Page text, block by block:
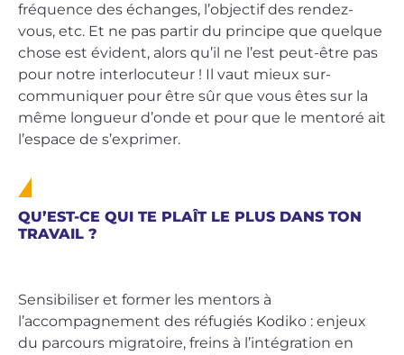
fréquence des échanges, l’objectif des rendez-
vous, etc. Et ne pas partir du principe que quelque
chose est évident, alors qu’il ne l’est peut-être pas
pour notre interlocuteur ! Il vaut mieux sur-
communiquer pour être sûr que vous êtes sur la
même longueur d’onde et pour que le mentoré ait
l’espace de s’exprimer.
QU’EST-CE QUI TE PLAÎT LE PLUS DANS TON
TRAVAIL ?
Sensibiliser et former les mentors à
l’accompagnement des réfugiés Kodiko : enjeux
du parcours migratoire, freins à l’intégration en